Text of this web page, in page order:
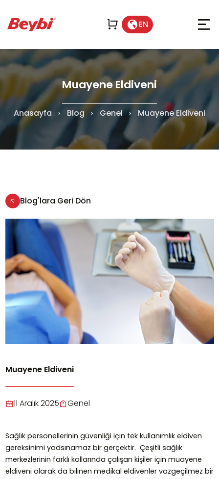
EN
Muayene Eldiveni
Anasayfa Blog Genel Muayene Eldiveni
Blog'lara Geri Dön
Muayene Eldiveni
11 Aralık 2025 Genel
Sağlık personellerinin güvenliği için tek kullanımlık eldiven
gereksinimi yadsınamaz bir gerçektir. Çeşitli sağlık
merkezlerinin farklı kollarında çalışan kişiler için muayene
eldiveni olarak da bilinen medikal eldivenler vazgeçilmez bir